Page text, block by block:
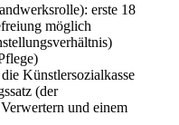
erste 18
möglich
Künstlersozialkasse
(der
und einem